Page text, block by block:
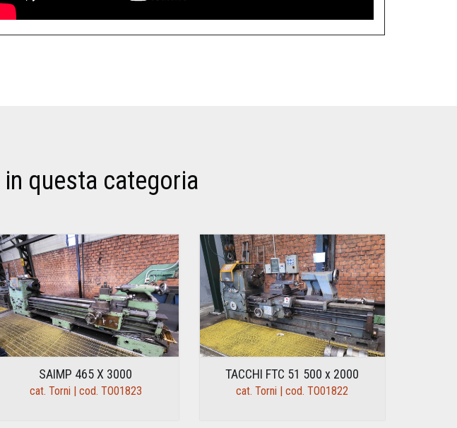
in questa categoria
SAIMP 465 X 3000
cat. Torni | cod. TO01823
TACCHI FTC 51 500 x 2000
cat. Torni | cod. TO01822